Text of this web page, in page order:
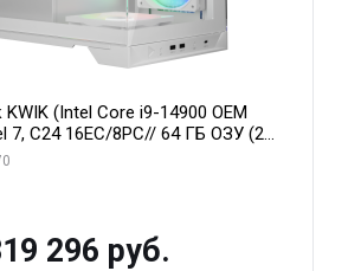
(Intel Core i9-14900 OEM
7, C24 16EC/8PC// 64 ГБ ОЗУ (2
XTREME WATERFORCE
296 руб.